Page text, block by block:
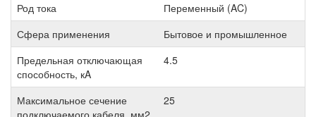
Род тока
Переменный (AC)
Сфера применения
Бытовое и промышленное
Предельная отключающая
способность, кA
4.5
Максимальное сечение
подключаемого кабеля, мм2
25